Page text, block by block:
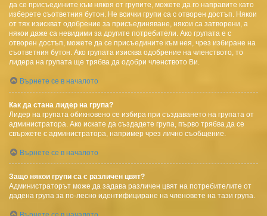
да се присъедините към някоя от групите, можете да го направите като
изберете съответния бутон. Не всички групи са с отворен достъп. Някои
от тях изискват одобрение за присъединяване, някои са затворени, а
някои даже са невидими за другите потребители. Ако групата е с
отворен достъп, можете да се присъедините към нея, чрез избиране на
съответния бутон. Ако групата изисква одобрение на членството, то
лидера на групата ще трябва да одобри членството Ви.
Върнете се в началото
Как да стана лидер на група?
Лидер на групата обикновено се избира при създаването на групата от
администратора. Ако искате да създадете група, първо трябва да се
свържете с администратора, например чрез лично съобщение.
Върнете се в началото
Защо някои групи са с различен цвят?
Администраторът може да задава различен цвят на потребителите от
дадена група за по-лесно идентифициране на членовете на тази група.